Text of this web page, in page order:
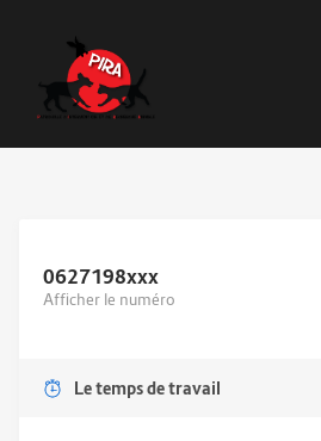
0627198xxx
Afficher le numéro
Le temps de travail